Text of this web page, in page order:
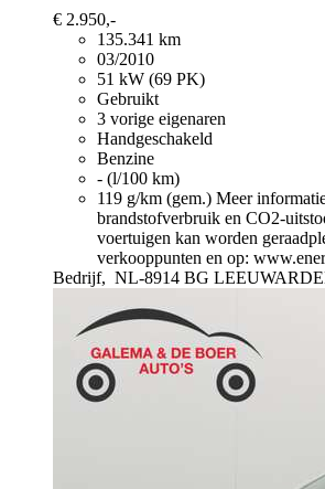
€ 2.950,-
135.341 km
03/2010
51 kW (69 PK)
Gebruikt
3 vorige eigenaren
Handgeschakeld
Benzine
- (l/100 km)
119 g/km (gem.) Meer
brandstofverbruik en CO2-
voertuigen kan worden
verkooppunten en op:
Bedrijf, NL-8914 BG